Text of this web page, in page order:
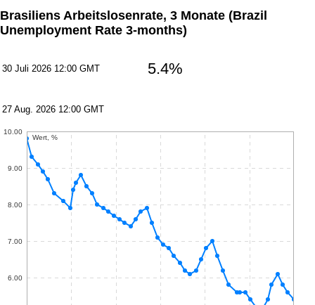
Brasiliens Arbeitslosenrate, 3 Monate (Brazil
Unemployment Rate 3-months)
30 Juli 2026 12:00 GMT 5.4%
27 Aug. 2026 12:00 GMT